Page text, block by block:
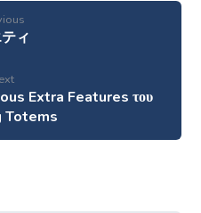
ィ
Extra Features του
Totems